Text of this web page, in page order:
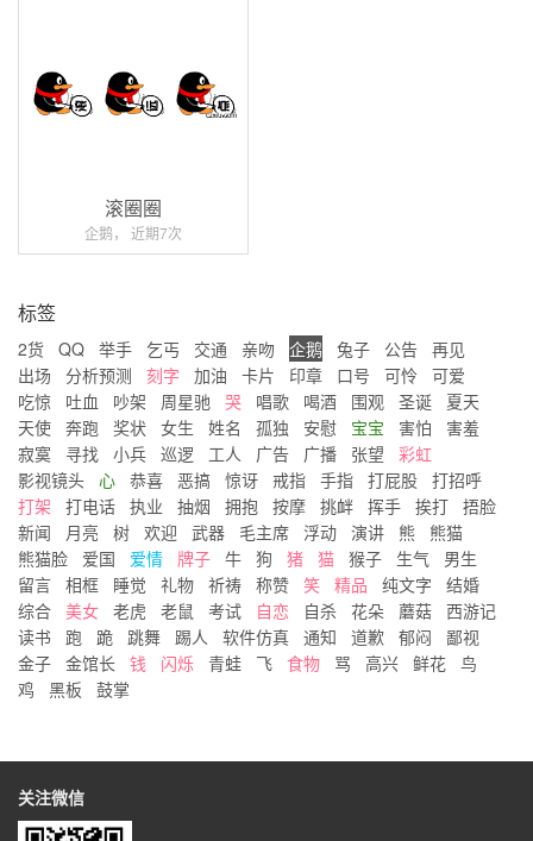
滚圈圈
企鹅， 近期7次
标签
2货 QQ 举手 乞丐 交通 亲吻 企鹅 兔子 公告 再见
出场
分析预测 刻字 加油 卡片 印章 口号 可怜
可爱
吃惊
吐血 吵架 周星驰 哭 唱歌 喝酒 围观 圣诞
夏天
天使 奔跑 奖状 女生 姓名 孤独 安慰 宝宝 害怕
害羞
寂寞
寻找 小兵 巡逻 工人 广告 广播 张望
彩虹
影视镜头 心 恭喜 恶搞 惊讶 戒指 手指 打屁股 打招呼
打架
打电话 执业 抽烟 拥抱 按摩 挑衅 挥手 挨打 捂脸
新闻
月亮 树 欢迎 武器 毛主席 浮动 演讲 熊
熊猫
熊猫脸
爱国 爱情 牌子 牛 狗 猪 猫 猴子 生气
男生
留言 相框 睡觉 礼物 祈祷 称赞 笑 精品 纯文字
结婚
综合 美女 老虎 老鼠 考试 自恋 自杀 花朵 蘑菇 西游记
读书
跑 跪 跳舞 踢人 软件仿真 通知 道歉 郁闷
鄙视
金子 金馆长 钱 闪烁 青蛙 飞 食物 骂 高兴 鲜花 鸟
鸡
黑板 鼓掌
关注微信